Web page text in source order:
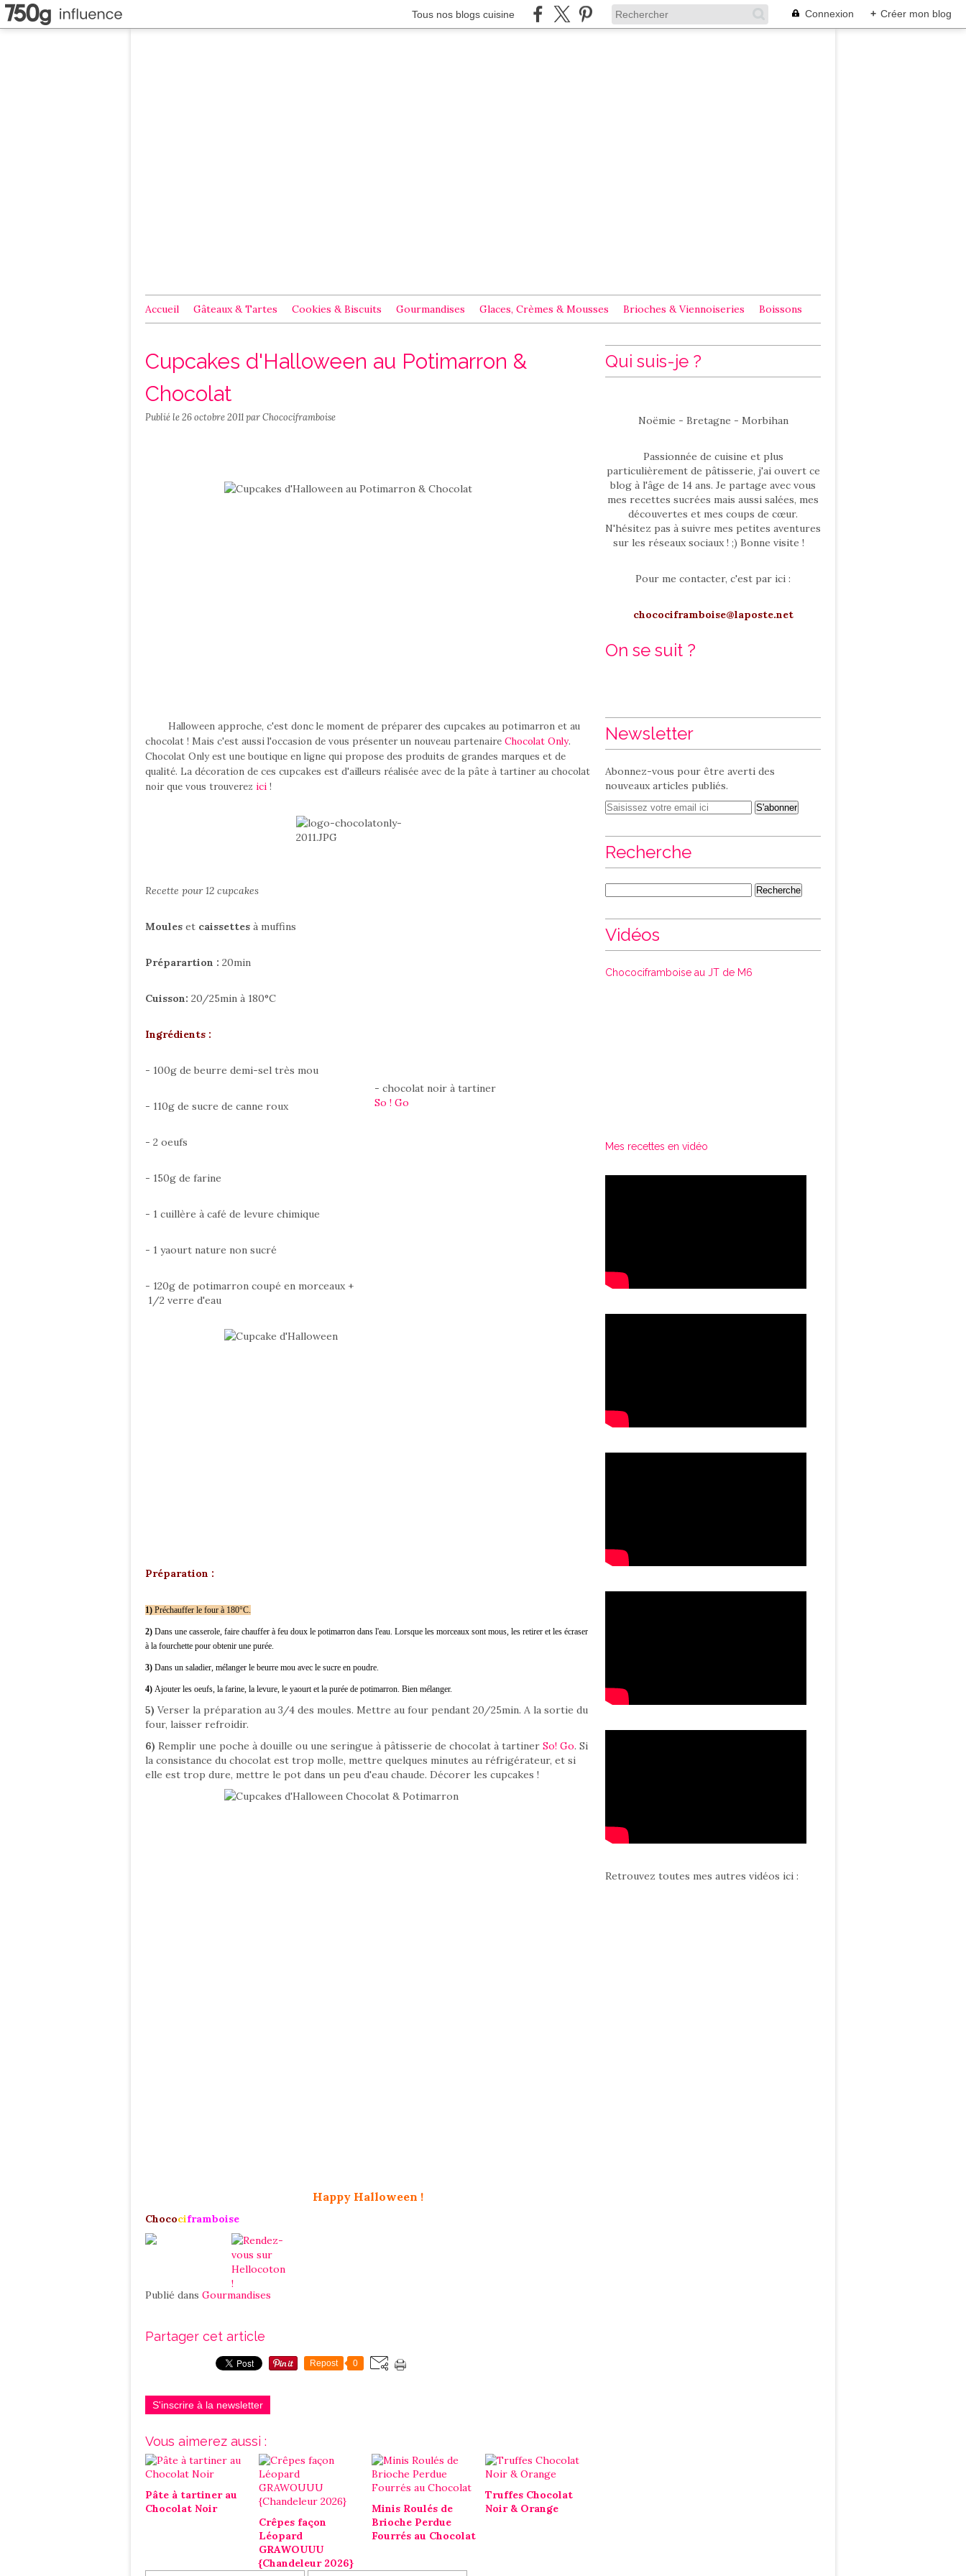
Tous nos blogs cuisine Connexion + Créer mon blog
Accueil Gâteaux & Tartes Cookies & Biscuits Gourmandises Glaces, Crèmes & Mousses Brioches & Viennoiseries Boissons
Cupcakes d'Halloween au Potimarron &
Chocolat
Publié le26 octobre 2011par Chocociframboise
Halloween approche, c'est donc le moment de préparer des cupcakes au potimarron et au
chocolat ! Mais c'est aussi l'occasion de vous présenter un nouveau partenaire Chocolat Only.
Chocolat Only est une boutique en ligne qui propose des produits de grandes marques et de
qualité. La décoration de ces cupcakes est d'ailleurs réalisée avec de la pâte à tartiner au chocolat
noir que vous trouverez ici !
Recette pour 12 cupcakes
Moules et caissettes à muffins
Préparartion : 20min
Cuisson: 20/25min à 180°C
Ingrédients :
- 100g de beurre demi-sel très mou
- 110g de sucre de canne roux
- 2 oeufs
- 150g de farine
- 1 cuillère à café de levure chimique
- 1 yaourt nature non sucré
- 120g de potimarron coupé en morceaux +
1/2 verre d'eau
- chocolat noir à tartiner
So ! Go
Préparation :
1) Préchauffer le four à 180°C.
2) Dans une casserole, faire chauffer à feu doux le potimarron dans l'eau. Lorsque les morceaux sont mous, les retirer et les écraser
à la fourchette pour obtenir une purée.
3) Dans un saladier, mélanger le beurre mou avec le sucre en poudre.
4) Ajouter les oeufs, la farine, la levure, le yaourt et la purée de potimarron. Bien mélanger.
5) Verser la préparation au 3/4 des moules. Mettre au four pendant 20/25min. A la sortie du
four, laisser refroidir.
6) Remplir une poche à douille ou une seringue à pâtisserie de chocolat à tartiner So! Go. Si
la consistance du chocolat est trop molle, mettre quelques minutes au réfrigérateur, et si
elle est trop dure, mettre le pot dans un peu d'eau chaude. Décorer les cupcakes !
Happy Halloween !
Chocociframboise
Publié dans Gourmandises
Partager cet article
Repost 0
S'inscrire à la newsletter
Vous aimerez aussi :
Pâte à tartiner au
Chocolat Noir
Crêpes façon
Léopard
GRAWOUUU
{Chandeleur 2026}
Minis Roulés de
Brioche Perdue
Fourrés au Chocolat
Truffes Chocolat
Noir & Orange
Qui suis-je ?
Noëmie - Bretagne - Morbihan
Passionnée de cuisine et plus
particulièrement de pâtisserie, j'ai ouvert ce
blog à l'âge de 14 ans. Je partage avec vous
mes recettes sucrées mais aussi salées, mes
découvertes et mes coups de cœur.
N'hésitez pas à suivre mes petites aventures
sur les réseaux sociaux ! ;) Bonne visite !
Pour me contacter, c'est par ici :
chocociframboise@laposte.net
On se suit ?
Newsletter
Abonnez-vous pour être averti des
nouveaux articles publiés.
Recherche
Vidéos
Chocociframboise au JT de M6
Mes recettes en vidéo
Retrouvez toutes mes autres vidéos ici :